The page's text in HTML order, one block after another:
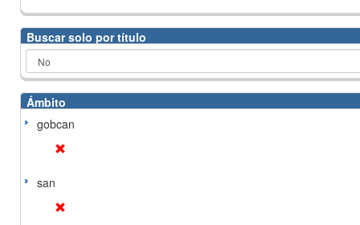
Buscar solo por título
Ámbito
gobcan
san